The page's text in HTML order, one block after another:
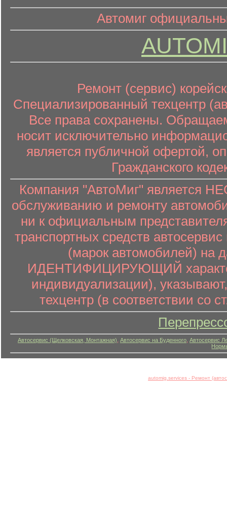
информационный контент
Автомиг
Ремонт (сервис)
Специализированный техцентр
Все права сохранены.
носит исключительно
является публичной офертой,
Гражданского
Компания "АвтоМиг" является
обслуживанию и ремонту
ни к официальным
транспортных средств
(марок автомобилей) на
ИДЕНТИФИЦИРУЮЩИЙ характер
индивидуализации),
техцентр (в соответствии со
Автосервис (Щелковская, Монтажная) Автосервис на Буденного Автосервис
automig.services - Ремонт